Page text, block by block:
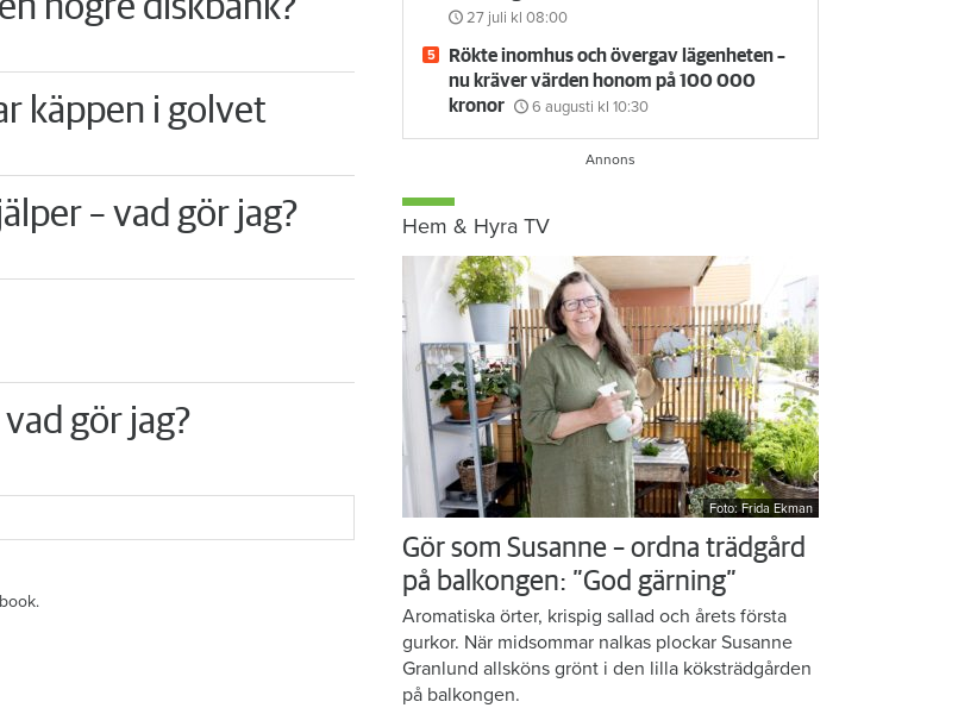
högre diskbänk?
käppen i golvet
– vad gör jag?
gör jag?
27 juli kl 08:00
Rökte inomhus och övergav lägenheten –
nu kräver värden honom på 100 000
kronor
6 augusti kl 10:30
Hem & Hyra TV
Foto: Frida Ekman
Gör som Susanne – ordna trädgård
på balkongen: ”God gärning”
Aromatiska örter, krispig sallad och årets första
gurkor. När midsommar nalkas plockar Susanne
Granlund allsköns grönt i den lilla köksträdgården
på balkongen.